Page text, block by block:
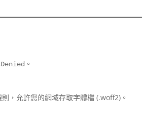
。
，允許您的網域存取字體檔 (.woff2)。